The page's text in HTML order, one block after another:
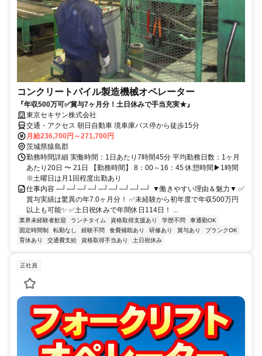
コンクリートパイル製造機械オペレーター
『年収500万可✅賞与7ヶ月分！土日休みで手当充実★』
東京セキサン株式会社
交通・アクセス 朝日自動車 境車庫バス停から徒歩15分
月給236,700円～271,700円
茨城県猿島郡
勤務時間詳細 実働時間：1日あたり7時間45分 平均勤務日数：1ヶ月
あたり20日 〜 21日 【勤務時間】 8：00～16：45 休憩時間▶1時間
※土曜日は月1回程度出勤あり
仕事内容 ─┘─┘─┘─┘─┘─┘─┘─┘─┘ ▼働きやすい理由＆魅力▼ ✅
賞与実績は驚異の年7.0ヶ月分！ ✅未経験から初年度で年収500万円
以上も可能✨ ✅土日祝休みで年間休日114日！ ...
業界未経験者歓迎 ランチタイム 資格取得支援あり 学歴不問
車通勤OK
固定時間制
転勤なし 経験不問 食費補助あり 研修あり 賞与あり
ブランクOK
育休あり
交通費支給 資格取得手当あり 土日祝休み
正社員